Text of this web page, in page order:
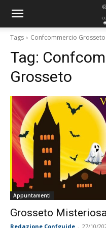
Tags Confcommercio Grosseto
Tag:
Grosseto
Appuntamenti
Grosseto
Redazione Confguide - 27/10/